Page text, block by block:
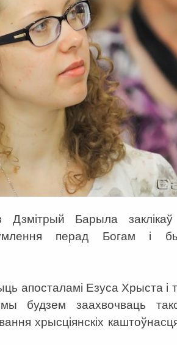
Дзмітрый Барыла
перад Богам і
апосталамі Езуса Хрыста і
будзем заахвочваць
хрысціянскіх